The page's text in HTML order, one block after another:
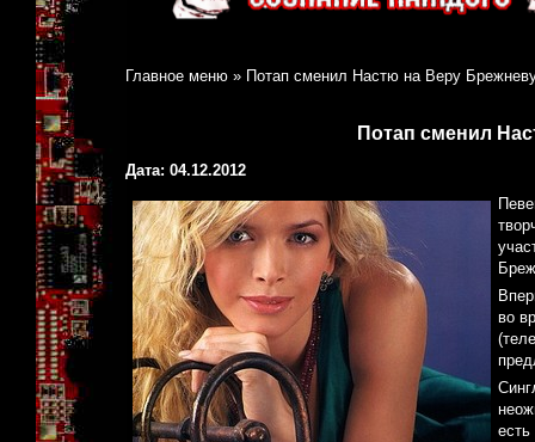
Главное меню » Потап сменил Настю на Веру
Потап сменил
Дата: 04.12.2012
во